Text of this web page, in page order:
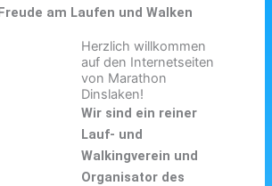
am Laufen und Walken
Herzlich willkommen
auf den Internetseiten
von Marathon
Dinslaken!
Wir sind ein reiner
Lauf- und
Walkingverein und
Organisator des